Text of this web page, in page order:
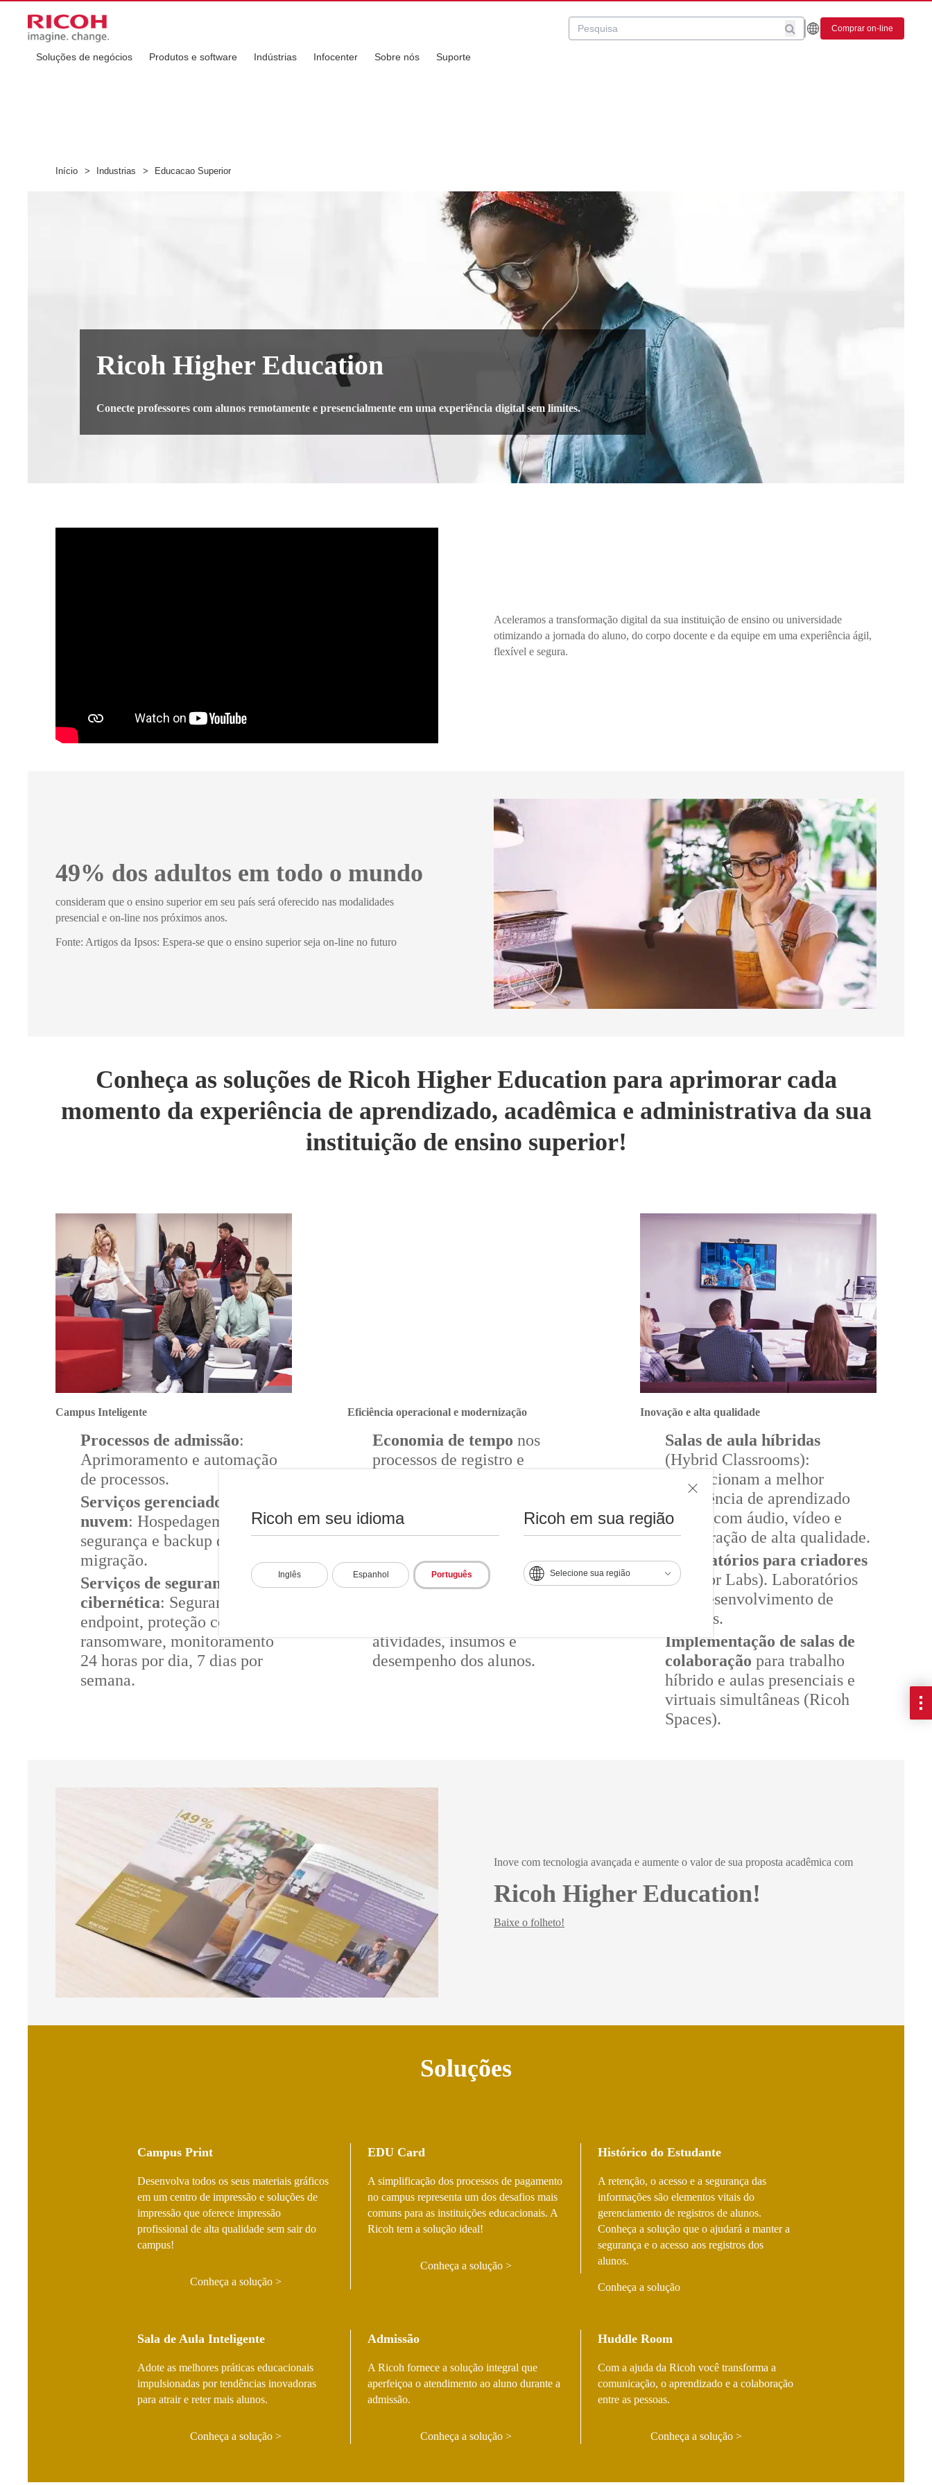
Ricoh em seu idioma
Inglês Espanhol Português
Ricoh em sua região
Selecione sua região
Comprar on-line
Soluções de negócios Produtos e software Indústrias Infocenter Sobre nós Suporte
Início > Industrias > Educacao Superior
Ricoh Higher Education
Conecte professores com alunos remotamente e presencialmente em uma experiência digital sem limites.
Aceleramos a transformação digital da sua instituição de ensino ou universidade
otimizando a jornada do aluno, do corpo docente e da equipe em uma experiência ágil,
flexível e segura.
49% dos adultos em todo o mundo
consideram que o ensino superior em seu país será oferecido nas modalidades
presencial e on-line nos próximos anos.
Fonte: Artigos da Ipsos: Espera-se que o ensino superior seja on-line no futuro
Conheça as soluções de Ricoh Higher Education para aprimorar cada
momento da experiência de aprendizado, acadêmica e administrativa da sua
instituição de ensino superior!
Campus Inteligente
Processos de admissão:
Aprimoramento e automação
de processos.
Serviços gerenciados de
nuvem: Hospedagem,
segurança e backup de dados,
migração.
Serviços de segurança
cibernética: Segurança de
endpoint, proteção contra
ransomware, monitoramento
24 horas por dia, 7 dias por
semana.
Eficiência operacional e modernização
Economia de tempo nos
processos de registro e
Aumento da produtividade
por meio de processos
automatizados, inteligência
artificial e análises.
atividades, insumos e
desempenho dos alunos.
Inovação e alta qualidade
Salas de aula híbridas
(Hybrid Classrooms):
Proporcionam a melhor
experiência de aprendizado
virtual com áudio, vídeo e
colaboração de alta qualidade.
Laboratórios para criadores
(Creator Labs). Laboratórios
para desenvolvimento de
projetos.
Implementação de salas de
colaboração para trabalho
híbrido e aulas presenciais e
virtuais simultâneas (Ricoh
Spaces).
Inove com tecnologia avançada e aumente o valor de sua proposta acadêmica com
Ricoh Higher Education!
Baixe o folheto!
Soluções
Campus Print
Desenvolva todos os seus materiais gráficos
em um centro de impressão e soluções de
impressão que oferece impressão
profissional de alta qualidade sem sair do
campus!
Conheça a solução
EDU Card
A simplificação dos processos de pagamento
no campus representa um dos desafios mais
comuns para as instituições educacionais. A
Ricoh tem a solução ideal!
Conheça a solução
Histórico do Estudante
A retenção, o acesso e a segurança das
informações são elementos vitais do
gerenciamento de registros de alunos.
Conheça a solução que o ajudará a manter a
segurança e o acesso aos registros dos
alunos.
Conheça a solução
Sala de Aula Inteligente
Adote as melhores práticas educacionais
impulsionadas por tendências inovadoras
para atrair e reter mais alunos.
Conheça a solução
Admissão
A Ricoh fornece a solução integral que
aperfeiçoa o atendimento ao aluno durante a
admissão.
Conheça a solução
Huddle Room
Com a ajuda da Ricoh você transforma a
comunicação, o aprendizado e a colaboração
entre as pessoas.
Conheça a solução